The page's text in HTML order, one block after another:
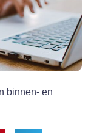
binnen- en